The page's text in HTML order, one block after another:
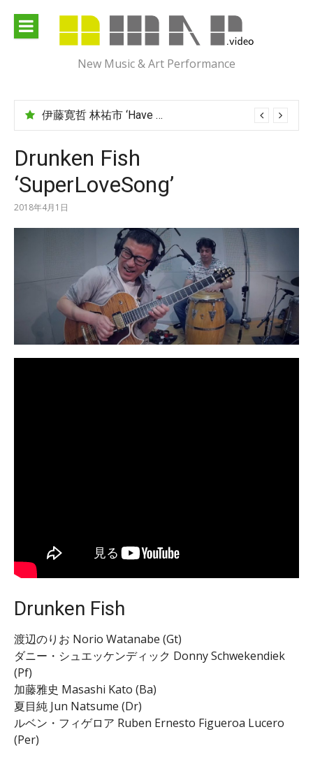
content
New Music & Art Performance
伊藤寛哲 林祐市 ‘Have You Met Ms Jones?’
Drunken Fish
‘SuperLoveSong’
2018年4月1日
Drunken Fish
渡辺のりお Norio Watanabe (Gt)
ダニー・シュエッケンディック Donny Schwekendiek
(Pf)
加藤雅史 Masashi Kato (Ba)
夏目純 Jun Natsume (Dr)
ルベン・フィゲロア Ruben Ernesto Figueroa Lucero
(Per)